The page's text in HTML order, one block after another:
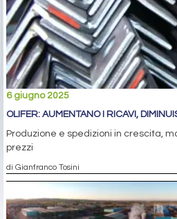
6 giugno 2025
OLIFER: AUMENTANO I RICAVI,
Produzione e spedizioni in crescita,
prezzi
di Gianfranco Tosini